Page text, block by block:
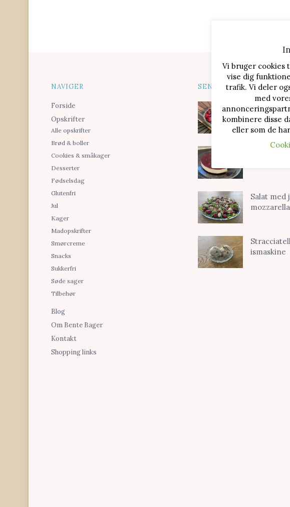
NAVIGER
Forside
Opskrifter
Alle opskrifter
Brød & boller
Cookies & småkager
Desserter
Fødselsdag
Glutenfri
Jul
Kager
Madopskrifter
Smørcreme
Snacks
Sukkerfri
Søde sager
Tilbehør
Blog
Om Bente Bager
Kontakt
Shopping links
SENESTE OPSKRIFTER
Salat
mozzarella
ismaskine
Vi bruger cookies
vise dig
trafik. Vi deler
med
kombinere disse
eller som de